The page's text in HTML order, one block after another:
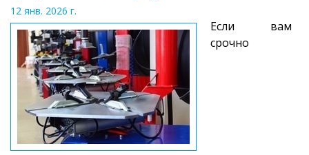
12 янв. 2026 г.
Если вам
срочно